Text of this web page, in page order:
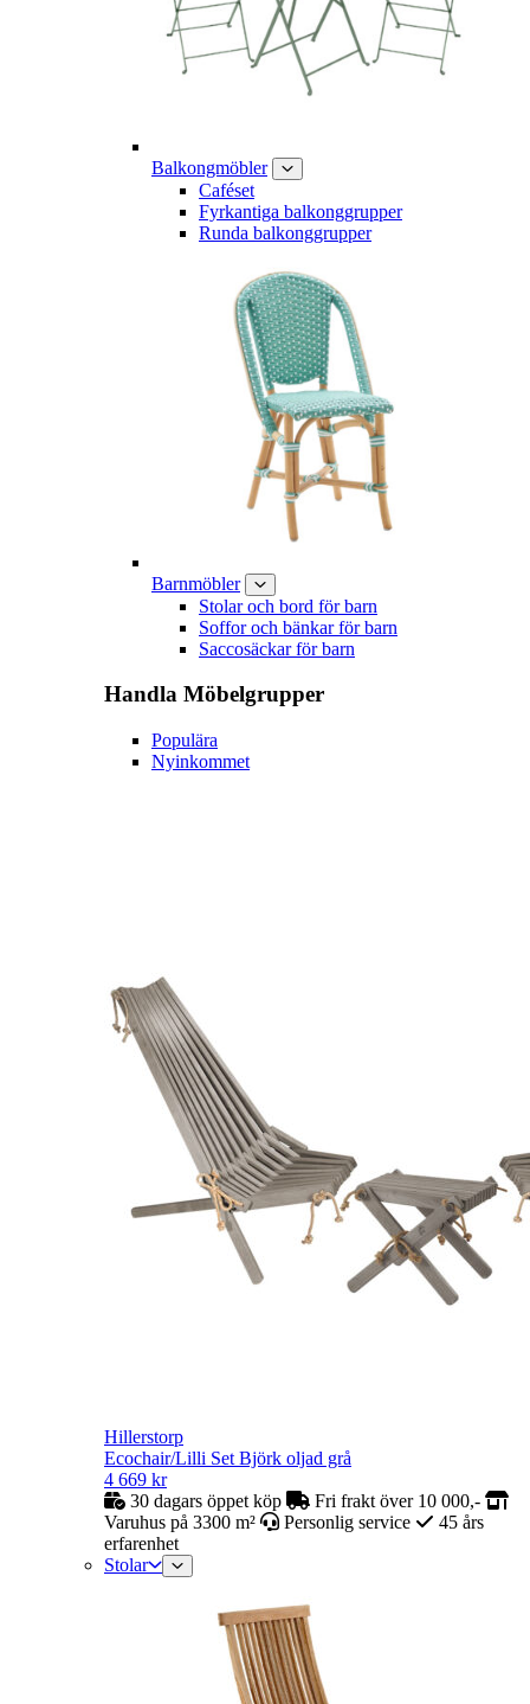
Balkongmöbler
Caféset
Fyrkantiga balkonggrupper
Runda balkonggrupper
Barnmöbler
Stolar och bord för barn
Soffor och bänkar för barn
Saccosäckar för barn
Handla Möbelgrupper
Populära
Nyinkommet
Hillerstorp
Ecochair/Lilli Set Björk oljad grå
4 669 kr
30 dagars öppet köp
Fri frakt över 10 000,-
Varuhus på 3300 m²
Personlig service
45 års
erfarenhet
Stolar